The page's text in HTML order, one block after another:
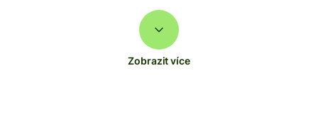
Zobrazit více